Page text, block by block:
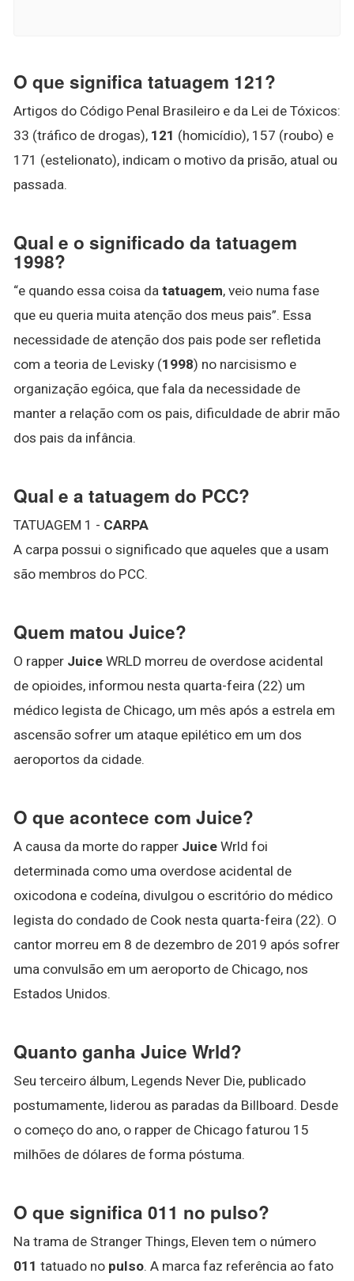
O que significa tatuagem 121?
Artigos do Código Penal Brasileiro e da Lei de Tóxicos:
33 (tráfico de drogas), 121 (homicídio), 157 (roubo) e
171 (estelionato), indicam o motivo da prisão, atual ou
passada.
Qual e o significado da tatuagem
1998?
“e quando essa coisa da tatuagem, veio numa fase
que eu queria muita atenção dos meus pais”. Essa
necessidade de atenção dos pais pode ser refletida
com a teoria de Levisky (1998) no narcisismo e
organização egóica, que fala da necessidade de
manter a relação com os pais, dificuldade de abrir mão
dos pais da infância.
Qual e a tatuagem do PCC?
TATUAGEM 1 - CARPA
A carpa possui o significado que aqueles que a usam
são membros do PCC.
Quem matou Juice?
O rapper Juice WRLD morreu de overdose acidental
de opioides, informou nesta quarta-feira (22) um
médico legista de Chicago, um mês após a estrela em
ascensão sofrer um ataque epilético em um dos
aeroportos da cidade.
O que acontece com Juice?
A causa da morte do rapper Juice Wrld foi
determinada como uma overdose acidental de
oxicodona e codeína, divulgou o escritório do médico
legista do condado de Cook nesta quarta-feira (22). O
cantor morreu em 8 de dezembro de 2019 após sofrer
uma convulsão em um aeroporto de Chicago, nos
Estados Unidos.
Quanto ganha Juice Wrld?
Seu terceiro álbum, Legends Never Die, publicado
postumamente, liderou as paradas da Billboard. Desde
o começo do ano, o rapper de Chicago faturou 15
milhões de dólares de forma póstuma.
O que significa 011 no pulso?
Na trama de Stranger Things, Eleven tem o número
011 tatuado no pulso. A marca faz referência ao fato